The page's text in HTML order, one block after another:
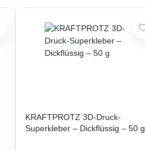
KRAFTPROTZ 3D-Druck-
Superkleber – Dickflüssig – 50 g